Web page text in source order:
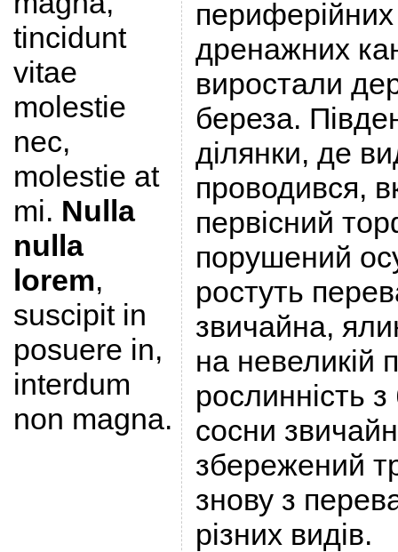
tincidunt
vitae
molestie
nec,
molestie at
mi. Nulla
nulla
lorem,
suscipit in
posuere in,
interdum
non magna.
периферійних
дренажних
виростали
береза.
ділянки, де
проводився,
первісний
порушений
ростуть
звичайна,
на невеликій
рослинність
сосни
збережений
знову з
різних видів.